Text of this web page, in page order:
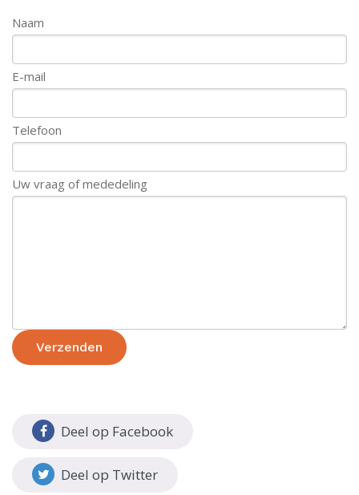
Naam
E-mail
Telefoon
Uw vraag of mededeling
Verzenden
Deel op Facebook
Deel op Twitter